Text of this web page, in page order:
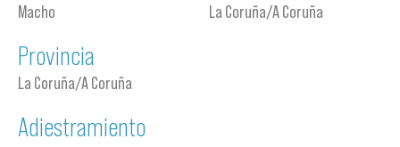
Macho La Coruña/A Coruña
Provincia
La Coruña/A Coruña
Adiestramiento